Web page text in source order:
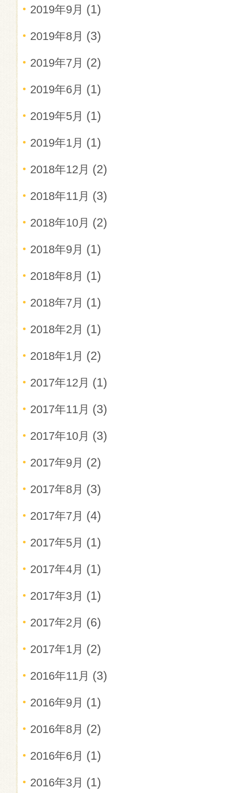
2019年9月 (1)
2019年8月 (3)
2019年7月 (2)
2019年6月 (1)
2019年5月 (1)
2019年1月 (1)
2018年12月 (2)
2018年11月 (3)
2018年10月 (2)
2018年9月 (1)
2018年8月 (1)
2018年7月 (1)
2018年2月 (1)
2018年1月 (2)
2017年12月 (1)
2017年11月 (3)
2017年10月 (3)
2017年9月 (2)
2017年8月 (3)
2017年7月 (4)
2017年5月 (1)
2017年4月 (1)
2017年3月 (1)
2017年2月 (6)
2017年1月 (2)
2016年11月 (3)
2016年9月 (1)
2016年8月 (2)
2016年6月 (1)
2016年3月 (1)